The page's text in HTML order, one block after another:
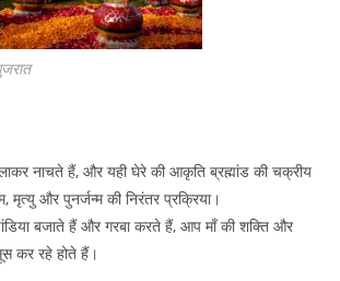
नाचते हैं, और यही घेरे की आकृति ब्रह्मांड की चक्रीय
मृत्यु और पुनर्जन्म की निरंतर प्रक्रिया।
बजाते हैं और गरबा करते हैं, आप माँ की शक्ति और
कर रहे होते हैं।